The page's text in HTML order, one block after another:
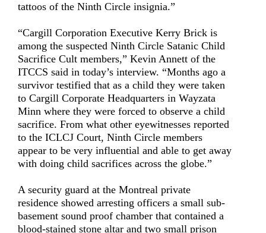
tattoos of the Ninth Circle insignia.”
“Cargill Corporation Executive Kerry Brick is
among the suspected Ninth Circle Satanic Child
Sacrifice Cult members,” Kevin Annett of the
ITCCS said in today’s interview. “Months ago a
survivor testified that as a child they were taken
to Cargill Corporate Headquarters in Wayzata
Minn where they were forced to observe a child
sacrifice. From what other eyewitnesses reported
to the ICLCJ Court, Ninth Circle members
appear to be very influential and able to get away
with doing child sacrifices across the globe.”
A security guard at the Montreal private
residence showed arresting officers a small sub-
basement sound proof chamber that contained a
blood-stained stone altar and two small prison